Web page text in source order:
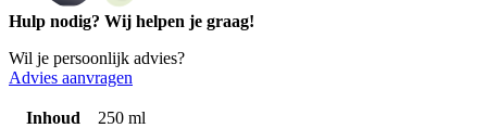
Hulp nodig? Wij helpen je graag!
Wil je persoonlijk advies?
Advies aanvragen
Inhoud
250 ml